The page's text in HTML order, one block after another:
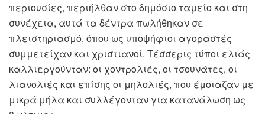
περιουσίες, περιήλθαν στο δημόσιο ταμείο και στη
συνέχεια, αυτά τα δέντρα πωλήθηκαν σε
πλειστηριασμό, όπου ως υποψήφιοι αγοραστές
συμμετείχαν και χριστιανοί. Τέσσερις τύποι ελιάς
καλλιεργούνταν: οι χοντρολιές, οι τσουνάτες, οι
λιανολιές και επίσης οι μηλολιές, που έμοιαζαν με
μικρά μήλα και συλλέγονταν για κατανάλωση ως